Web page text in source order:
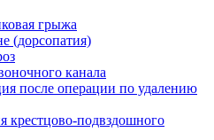
грыжа
(дорсопатия)
канала
после операции по удалению
крест­цово-подвздошного